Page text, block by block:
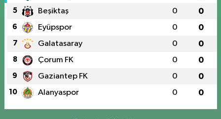
5 Beşiktaş 0 0
6 Eyüpspor 0 0
7 Galatasaray 0 0
8 Çorum FK 0 0
9 Gaziantep FK 0 0
10 Alanyaspor 0 0